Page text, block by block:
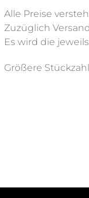
Alle Preise
Zuzüglich
Es wird die
Größere